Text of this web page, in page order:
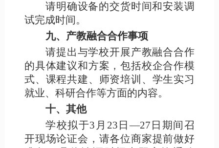
请明确设备的交货时间和安装调
试完成时间。
九、产教融合合作事项
请提出与学校开展产教融合合作
的具体建议和方案，包括校企合作模
式、课程共建、师资培训、学生实习
就业、科研合作等方面的内容。
十、其他
学校拟于3月23日—27日期间召
开现场论证会，请各位商家提前做好